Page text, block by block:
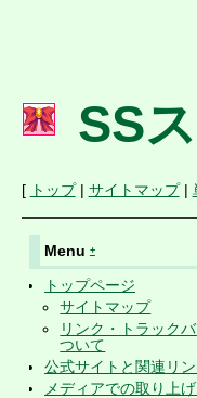
SS
[ トップ| サイトマップ|
Menu +
トップページ
サイトマップ
リンク・トラック
ついて
公式サイトと関連リン
メディアでの取り上